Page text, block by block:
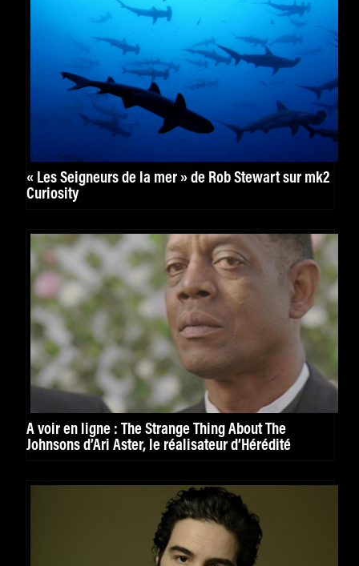
« Les Seigneurs de la mer » de Rob Stewart sur mk2
Curiosity
À voir en ligne : The Strange Thing About The
Johnsons d’Ari Aster, le réalisateur d’Hérédité